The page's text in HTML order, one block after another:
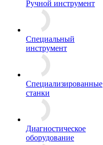
Ручной инструмент
Специальный
инструмент
Специализированные
станки
Диагностическое
оборудование